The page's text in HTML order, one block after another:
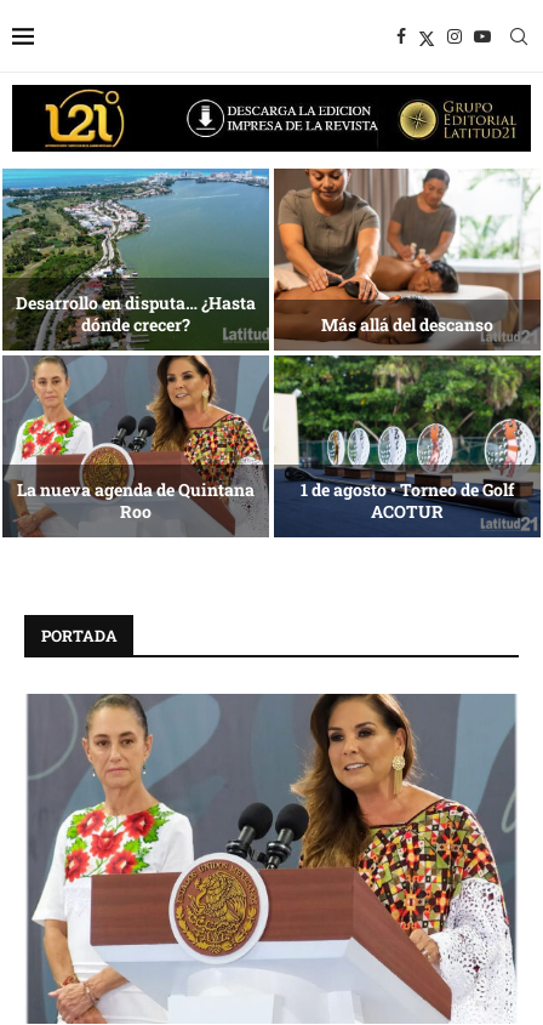
1 al 28 de agosto •
Fundación Isleña
Energía que Impulsa la
competitividad
Reconocimiento de viajeros La esencia del servicio
PORTADA